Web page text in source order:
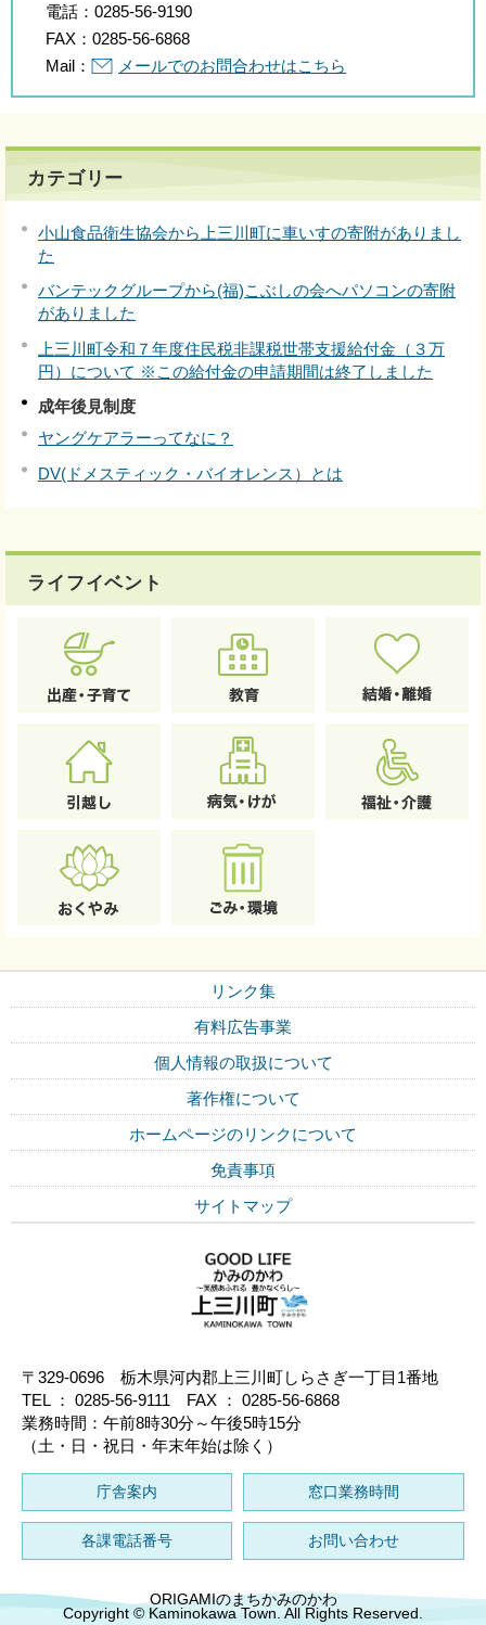
電話： 0285-56-9190
FAX： 0285-56-6868
Mail：
メールでのお問合わせはこちら
カテゴリー
小山食品衛生協会から上三川町に車いすの寄附がありまし
た
バンテックグループから(福)こぶしの会へパソコンの寄附
がありました
上三川町令和７年度住民税非課税世帯支援給付金（３万
円）について ※この給付金の申請期間は終了しました
成年後見制度
ヤングケアラーってなに？
DV(ドメスティック・バイオレンス）とは
ライフイベント
リンク集
有料広告事業
個人情報の取扱について
著作権について
ホームページのリンクについて
免責事項
サイトマップ
〒329-0696 栃木県河内郡上三川町しらさぎ一丁目1番地
TEL ： 0285-56-9111 FAX ： 0285-56-6868
業務時間：午前8時30分～午後5時15分
（土・日・祝日・年末年始は除く）
庁舎案内 窓口業務時間
各課電話番号 お問い合わせ
ORIGAMIのまちかみのかわ
Copyright © Kaminokawa Town. All Rights Reserved.